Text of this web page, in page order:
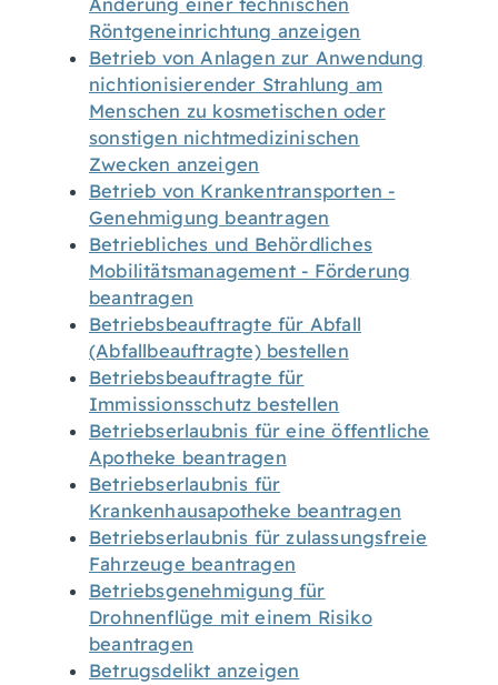
Änderung einer technischen
Röntgeneinrichtung anzeigen
Betrieb von Anlagen zur Anwendung
nichtionisierender Strahlung am
Menschen zu kosmetischen oder
sonstigen nichtmedizinischen
Zwecken anzeigen
Betrieb von Krankentransporten -
Genehmigung beantragen
Betriebliches und Behördliches
Mobilitätsmanagement - Förderung
beantragen
Betriebsbeauftragte für Abfall
(Abfallbeauftragte) bestellen
Betriebsbeauftragte für
Immissionsschutz bestellen
Betriebserlaubnis für eine öffentliche
Apotheke beantragen
Betriebserlaubnis für
Krankenhausapotheke beantragen
Betriebserlaubnis für zulassungsfreie
Fahrzeuge beantragen
Betriebsgenehmigung für
Drohnenflüge mit einem Risiko
beantragen
Betrugsdelikt anzeigen